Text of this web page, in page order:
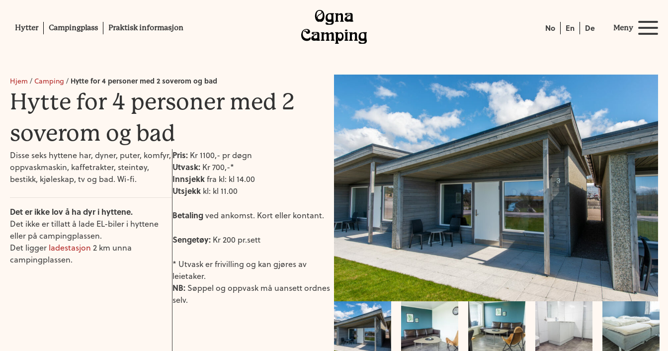
Hytter Campingplass Praktisk informasjon No En De Meny
Hjem / Camping / Hytte for 4 personer med 2 soverom og bad
Hytte for 4 personer med 2
soverom og bad
Disse seks hyttene har, dyner, puter, komfyr,
oppvaskmaskin, kaffetrakter, steintøy,
bestikk, kjøleskap, tv og bad. Wi-fi.
Det er ikke lov å ha dyr i hyttene.
Det ikke er tillatt å lade EL-biler i hyttene
eller på campingplassen.
Det ligger ladestasjon 2 km unna
campingplassen.
Pris: Kr 1100,- pr døgn
Utvask: Kr 700,-*
Innsjekkfra kl: kl 14.00
Utsjekk kl: kl 11.00
Betalingved ankomst. Kort eller kontant.
Sengetøy: Kr 200 pr.sett
* Utvask er frivilling og kan gjøres av
leietaker.
NB: Søppel og oppvask må uansett ordnes
selv.